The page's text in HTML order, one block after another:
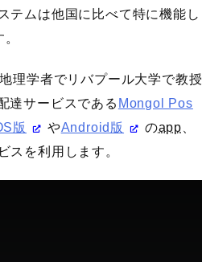
テムは他国に比べて特に機能し
理学者でリバプール大学で教授
達サービスである Mongol Pos
版 やAndroid版 のapp
スを利用します。